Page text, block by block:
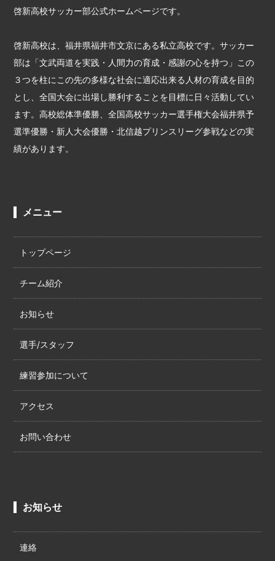
啓新高校サッカー部公式ホームページです。
啓新高校は、福井県福井市文京にある私立高校です。サッカー
部は「文武両道を実践・人間力の育成・感謝の心を持つ」この
３つを柱にこの先の多様な社会に適応出来る人材の育成を目的
とし、全国大会に出場し勝利することを目標に日々活動してい
ます。高校総体準優勝、全国高校サッカー選手権大会福井県予
選準優勝・新人大会優勝・北信越プリンスリーグ参戦などの実
績があります。
メニュー
トップページ
チーム紹介
お知らせ
選手/スタッフ
練習参加について
アクセス
お問い合わせ
お知らせ
連絡